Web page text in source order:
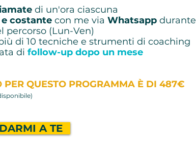
di un'ora ciascuna
costante con me via Whatsapp durante
percorso (Lun-Ven)
di 10 tecniche e strumenti di coaching
di follow-up dopo un mese
PER QUESTO PROGRAMMA È DI 487€
A TE